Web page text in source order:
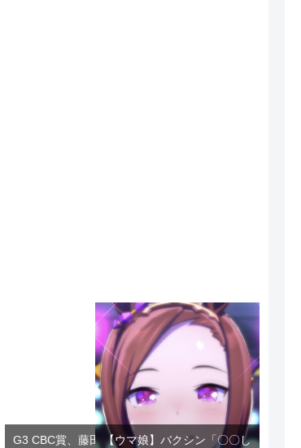
G3 CBC賞、藤田会長の『フ【ウマ娘】バクシン「〇〇し